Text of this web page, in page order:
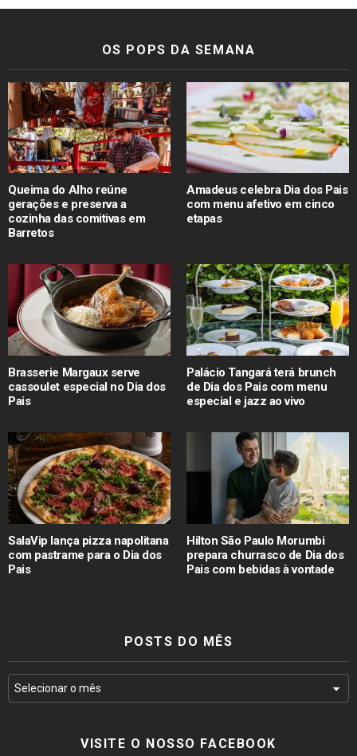
OS POPS DA SEMANA
Queima do Alho reúne
gerações e preserva a
cozinha das comitivas em
Barretos
Amadeus celebra Dia dos Pais
com menu afetivo em cinco
etapas
Brasserie Margaux serve
cassoulet especial no Dia dos
Pais
Palácio Tangará terá brunch
de Dia dos Pais com menu
especial e jazz ao vivo
SalaVip lança pizza napolitana
com pastrame para o Dia dos
Pais
Hilton São Paulo Morumbi
prepara churrasco de Dia dos
Pais com bebidas à vontade
POSTS DO MÊS
VISITE O NOSSO FACEBOOK